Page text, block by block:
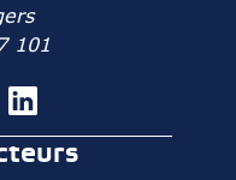
101